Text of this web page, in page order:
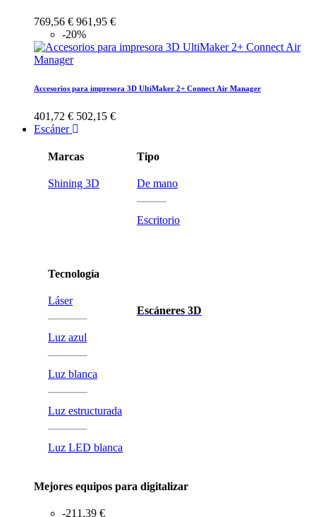
769,56 € 961,95 €
-20%
Accesorios para impresora 3D UltiMaker 2+ Connect Air Manager
401,72 € 502,15 €
Escáner
Marcas
Shining 3D
Tecnología
Láser
Luz azul
Luz blanca
Luz estructurada
Luz LED blanca
Tipo
De mano
Escritorio
Escáneres 3D
Mejores equipos para digitalizar
-211,39 €